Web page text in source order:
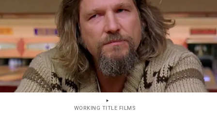
WORKING TITLE FILMS